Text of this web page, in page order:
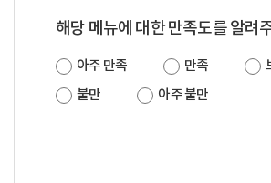
해당 메뉴에 대한 만족도를 알려
아주 만족 만족
불만
아주 불만